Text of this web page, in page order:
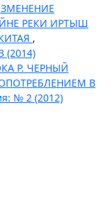
РЕКИ ИРТЫШ
,
(2014)
Р. ЧЕРНЫЙ
В
№ 2 (2012)